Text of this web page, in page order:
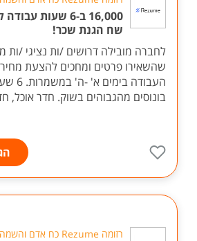
שח הגנת שכר!
לחברה מובילה דרושים /ות נציגי /ות
שהשאירו פרטים ומחכים להצעת
בונוסים מהגבוהים בשוק. חדר אוכל,
רזומה Rezume כח אדם והשמה